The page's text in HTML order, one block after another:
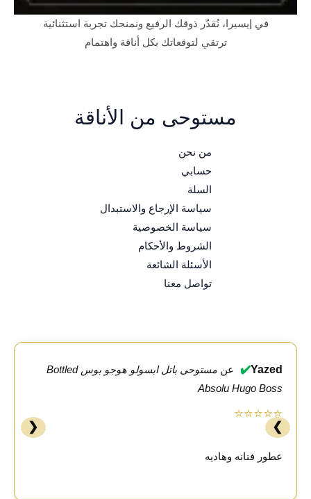
في إيسيرا، نُقدّر ذوقك الرفيع ونمنحك تجربة استثنائية
ترتقي لتوقعاتك بكل أناقة واهتمام
مستوحى من الأناقة
من نحن
حسابي
السلة
سياسة الإرجاع والاستبدال
سياسة الخصوصية
الشروط والأحكام
الأسئلة الشائعة
تواصل معنا
Yazed
✔️ عن
مستوحى باتل ابسولو هوجو بوس Bottled
Absolu Hugo Boss
⭐⭐⭐⭐⭐
عطور فنانه وهاديه
❮ ❯